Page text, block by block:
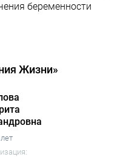
беременности
Жизни»